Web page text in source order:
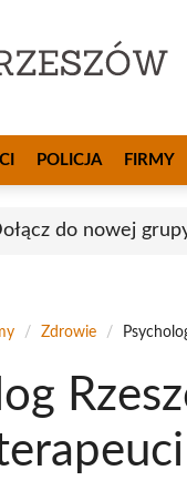
POLICJA FIRMY
do nowej
/ Zdrowie /